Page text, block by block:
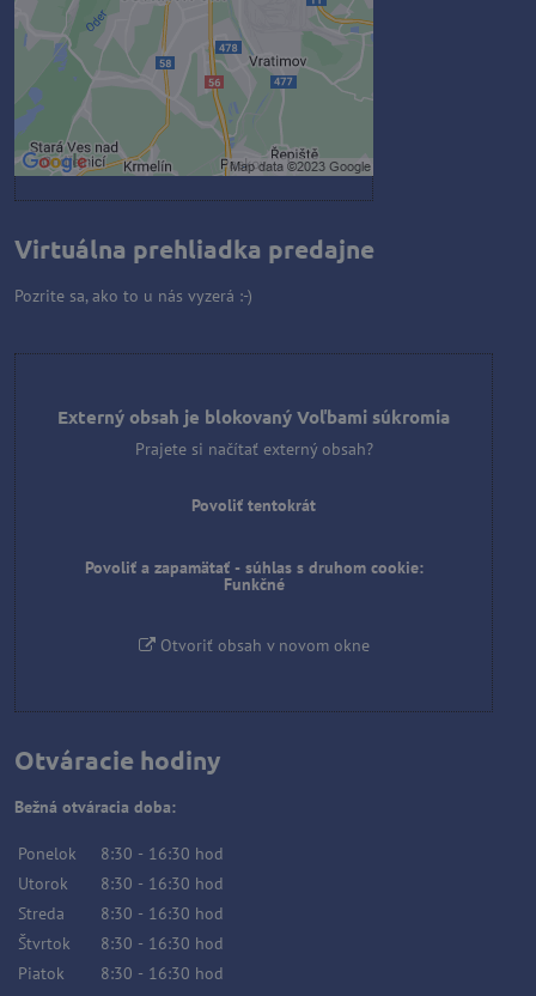
Povoliť tentokrát
Povoliť a zapamätať - súhlas s
druhom cookie: Funkčné
Otvoriť obsah v novom okne
Virtuálna prehliadka predajne
Pozrite sa, ako to u nás vyzerá :-)
Externý obsah je blokovaný Voľbami súkromia
Prajete si načítať externý obsah?
Povoliť tentokrát
Povoliť a zapamätať - súhlas s druhom cookie:
Funkčné
Otvoriť obsah v novom okne
Otváracie hodiny
Bežná otváracia doba:
Ponelok 8:30 - 16:30 hod
Utorok
8:30 - 16:30 hod
Streda
8:30 - 16:30 hod
Štvrtok
8:30 - 16:30 hod
Piatok
8:30 - 16:30 hod